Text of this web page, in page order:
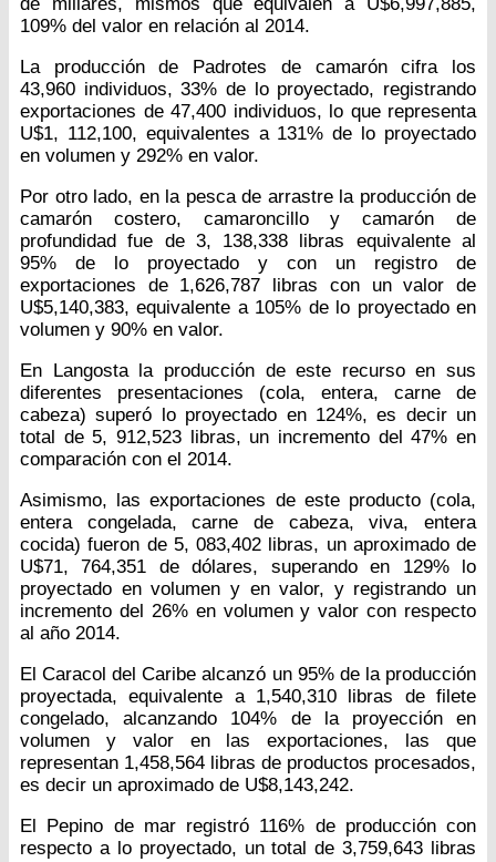
de millares, mismos que equivalen a U$6,997,885,
109% del valor en relación al 2014.
La producción de Padrotes de camarón cifra los
43,960 individuos, 33% de lo proyectado, registrando
exportaciones de 47,400 individuos, lo que representa
U$1, 112,100, equivalentes a 131% de lo proyectado
en volumen y 292% en valor.
Por otro lado, en la pesca de arrastre la producción de
camarón costero, camaroncillo y camarón de
profundidad fue de 3, 138,338 libras equivalente al
95% de lo proyectado y con un registro de
exportaciones de 1,626,787 libras con un valor de
U$5,140,383, equivalente a 105% de lo proyectado en
volumen y 90% en valor.
En Langosta la producción de este recurso en sus
diferentes presentaciones (cola, entera, carne de
cabeza) superó lo proyectado en 124%, es decir un
total de 5, 912,523 libras, un incremento del 47% en
comparación con el 2014.
Asimismo, las exportaciones de este producto (cola,
entera congelada, carne de cabeza, viva, entera
cocida) fueron de 5, 083,402 libras, un aproximado de
U$71, 764,351 de dólares, superando en 129% lo
proyectado en volumen y en valor, y registrando un
incremento del 26% en volumen y valor con respecto
al año 2014.
El Caracol del Caribe alcanzó un 95% de la producción
proyectada, equivalente a 1,540,310 libras de filete
congelado, alcanzando 104% de la proyección en
volumen y valor en las exportaciones, las que
representan 1,458,564 libras de productos procesados,
es decir un aproximado de U$8,143,242.
El Pepino de mar registró 116% de producción con
respecto a lo proyectado, un total de 3,759,643 libras